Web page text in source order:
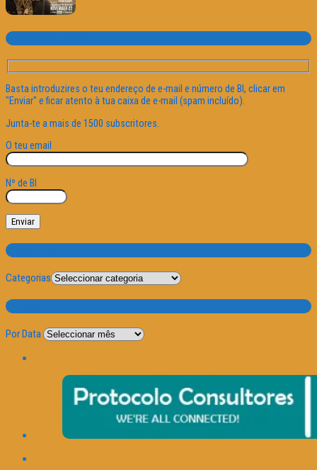
Subscrever o site
Basta introduzires o teu endereço de e-mail e número de BI, clicar em
"Enviar" e ficar atento à tua caixa de e-mail (spam incluído).
Junta-te a mais de 1500 subscritores.
O teu email
Nº de BI
Categorias
Categorias
Por Data
Por Data